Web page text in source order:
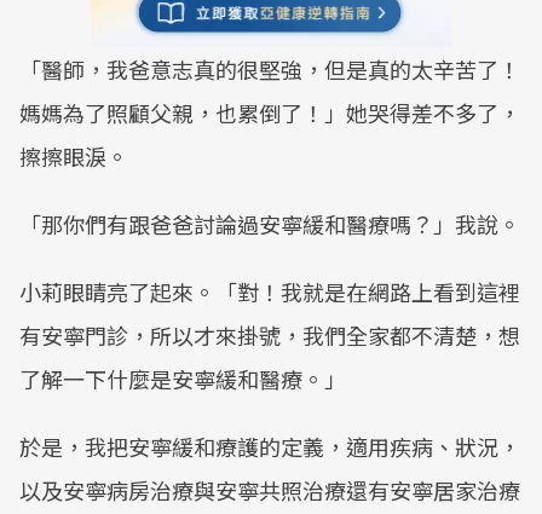
「醫師，我爸意志真的很堅強，但是真的太辛苦了！
媽媽為了照顧父親，也累倒了！」她哭得差不多了，
擦擦眼淚。
「那你們有跟爸爸討論過安寧緩和醫療嗎？」我說。
小莉眼睛亮了起來。「對！我就是在網路上看到這裡
有安寧門診，所以才來掛號，我們全家都不清楚，想
了解一下什麼是安寧緩和醫療。」
於是，我把安寧緩和療護的定義，適用疾病、狀況，
以及安寧病房治療與安寧共照治療還有安寧居家治療